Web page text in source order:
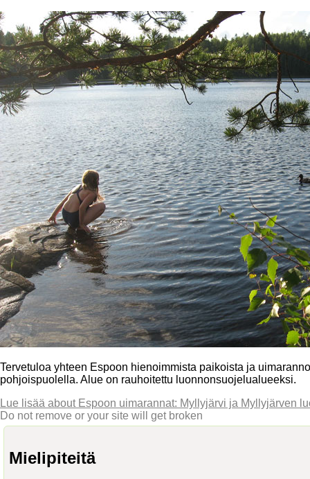
Tervetuloa yhteen Espoon hienoimmista paikoista ja
pohjoispuolella. Alue on rauhoitettu luonnonsuojelualueeksi.
Lue lisää about Espoon uimarannat: Myllyjärvi ja Myllyjärven
Do not remove or your site will get broken
Mielipiteitä